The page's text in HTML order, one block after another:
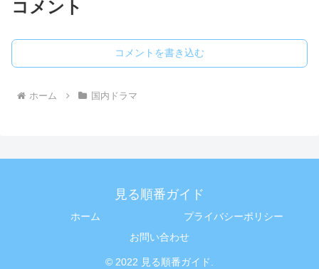
コメント
コメントを書き込む
ホーム 国内ドラマ
見る順番ガイド
ホーム
プライバシーポリシー
お問い合わせ
© 2022 見る順番ガイド.